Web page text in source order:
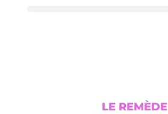
LE REMÈDE